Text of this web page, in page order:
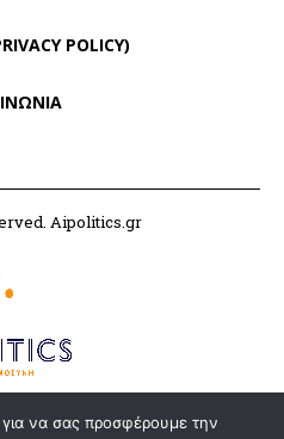
POLICY)
Aipolitics.gr
να σας προσφέρουμε την